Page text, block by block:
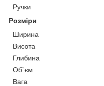
Ручки
Розміри
Ширина
Висота
Глибина
Об`єм
Вага